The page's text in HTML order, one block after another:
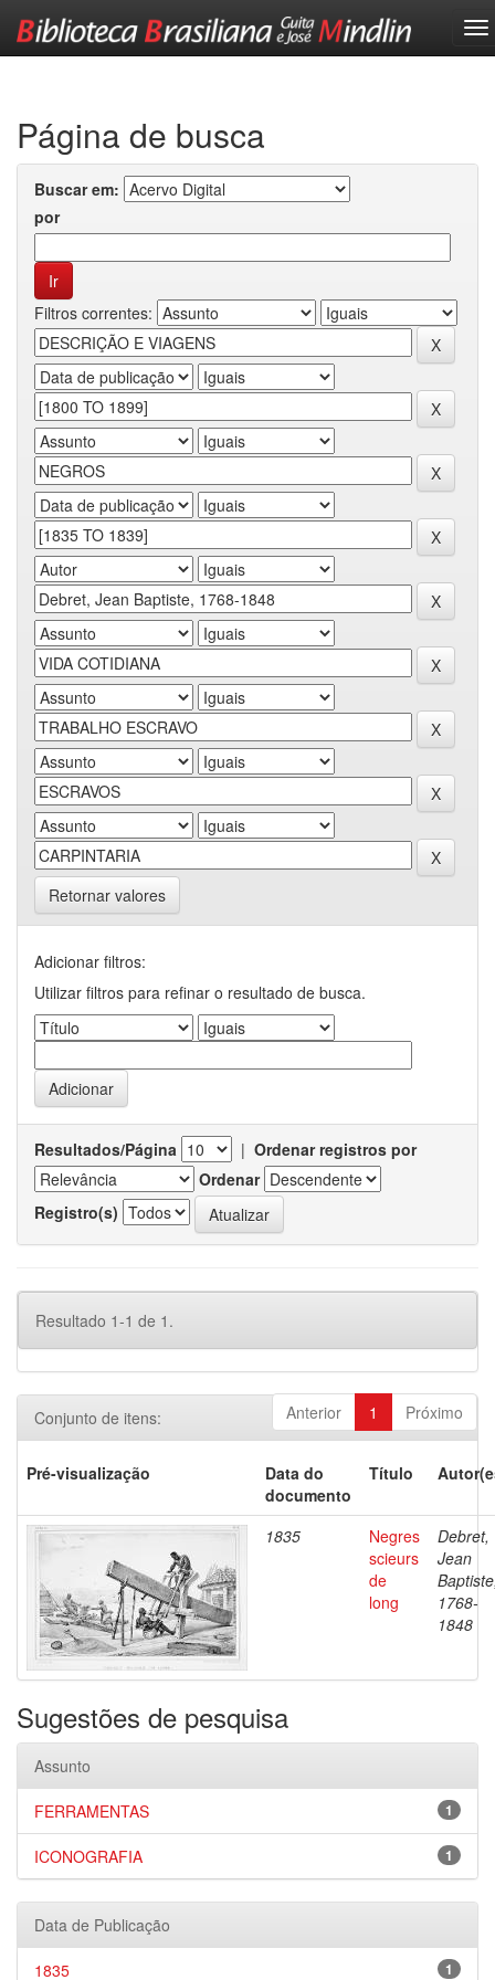
Página de busca
Buscar em:
por
Filtros correntes:
Retornar valores
Adicionar filtros:
Utilizar filtros para refinar o resultado de busca.
Resultados/Página | Ordenar registros por
Ordenar
Registro(s)
Resultado 1-1 de 1.
Anterior 1 Próximo
Conjunto de itens:
Pré-visualização
Data do
documento
Título
1835
Negres
scieurs
de
long
Debret,
Jean
1768-
1848
Sugestões de pesquisa
Assunto
1
FERRAMENTAS
1
ICONOGRAFIA
Data de Publicação
1
1835